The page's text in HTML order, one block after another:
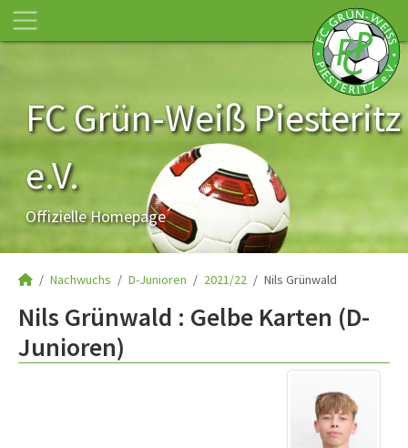
FC Grün-Weiß Piesteritz
e.V.
Offizielle Homepage
Nachwuchs D-Junioren 2021/22 Nils Grünwald
Nils Grünwald : Gelbe Karten (D-
Junioren)